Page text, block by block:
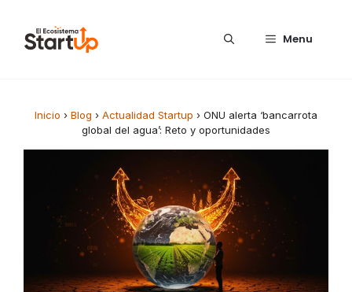
Menu
Inicio › Blog › Actualidad Startup › ONU alerta ‘bancarrota
global del agua’: Reto y oportunidades